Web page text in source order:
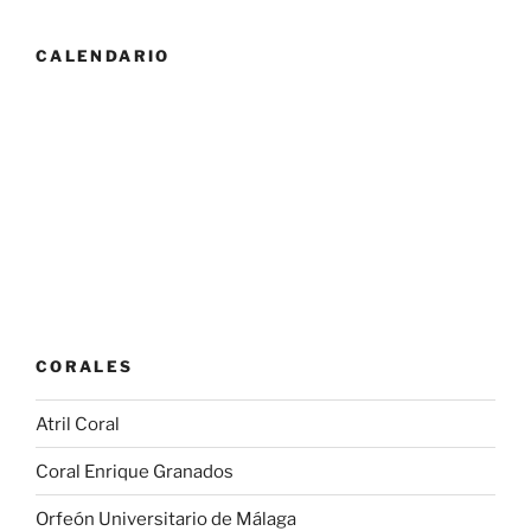
CALENDARIO
CORALES
Atril Coral
Coral Enrique Granados
Orfeón Universitario de Málaga